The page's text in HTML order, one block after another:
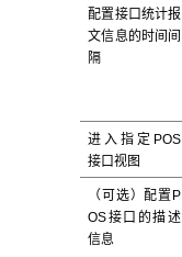
配置接口统计报
文信息的时间间
隔
进入指定POS
接口视图
（可选）配置P
OS接口的描述
信息